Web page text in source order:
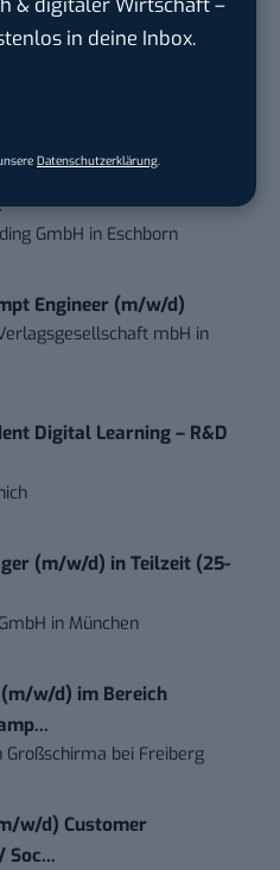
in deine Inbox.
Datenschutzerklärung
und Projektmanager
GmbH in Eschborn
Engineer (m/w/d)
mbH in
Digital Learning – R&D
(m/w/d) in Teilzeit (25-
in München
w/d) im Bereich
Großschirma bei Freiberg
w/d) Customer
Soc...